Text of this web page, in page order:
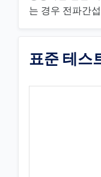
는 경우 전파간
표준 테스